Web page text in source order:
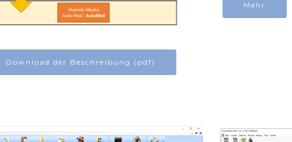
Mehr
Download der Beschreibung (pdf)